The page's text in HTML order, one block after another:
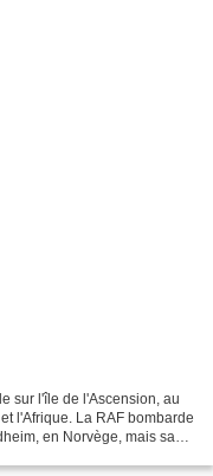
sur l'île de l'Ascension, au
l'Afrique. La RAF bombarde
en Norvège, mais sans